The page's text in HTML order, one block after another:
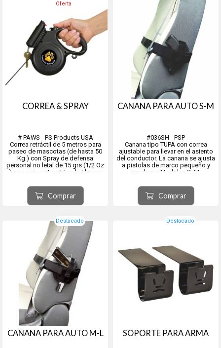
Oferta
CORREA & SPRAY
# PAWS - PS Products USA
Correa retráctil de 5 metros para
paseo de mascotas (de hasta 50
Kg.) con Spray de defensa
personal no letal de 15 grs (1/2 Oz
) con seguro Twist-Lock. Llavero
bolsitas.
Perfectos para la defensa
personal por ser altamente
Comprar
CANANA PARA AUTO S-M
#036SH - PSP
Canana tipo TUPA con correa
ajustable para llevar en el asiento
del conductor. La canana se ajusta
a pistolas de marco pequeño y
mediano. Medidas S, M
Comprar
Destacado
CANANA PARA AUTO M-L
Destacado
SOPORTE PARA ARMA